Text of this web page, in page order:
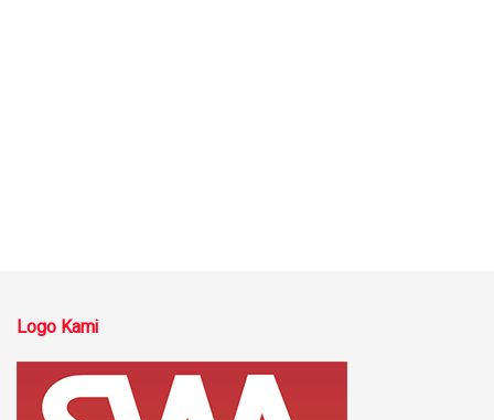
Logo Kami